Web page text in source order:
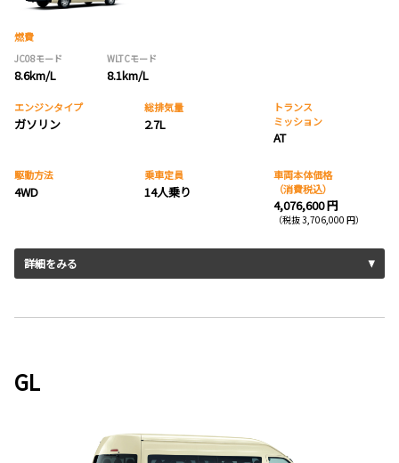
燃費
JC08モード
8.6km/L
WLTCモード
8.1km/L
エンジンタイプ
ガソリン
総排気量
2.7L
トランス
ミッション
AT
駆動方法
4WD
乗車定員
14人乗り
車両本体価格
（消費税込）
4,076,600 円
（税抜 3,706,000 円）
詳細をみる
GL